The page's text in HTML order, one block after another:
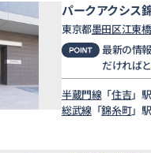
パークアクシス
東京都墨田区江東橋
最新の情
だければ
半蔵門線「住吉」
総武線「錦糸町」